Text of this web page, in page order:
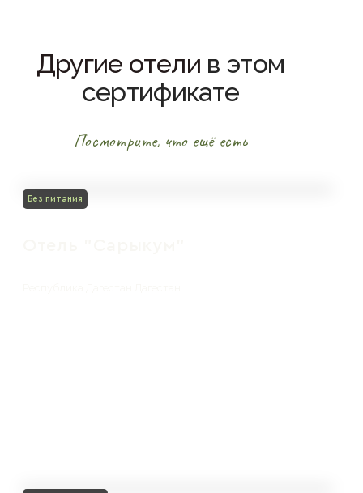
Другие отели в этом
сертификате
Посмотрите, что ещё есть
Без питания